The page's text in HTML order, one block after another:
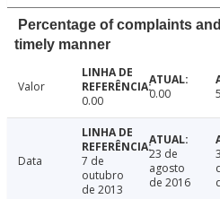
Percentage of complaints
timely manner
Valor
0.00
0.00
Data
7 de
outubro
de 2013
23 de
agosto
de 2016